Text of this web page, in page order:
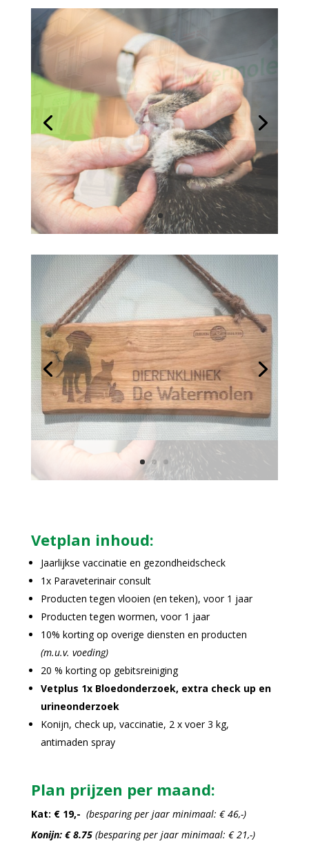
Vetplan inhoud:
Jaarlijkse vaccinatie en gezondheidscheck
1x Paraveterinair consult
Producten tegen vlooien (en teken), voor 1 jaar
Producten tegen wormen, voor 1 jaar
10% korting op overige diensten en producten
(m.u.v. voeding)
20 % korting op gebitsreiniging
Vetplus 1x Bloedonderzoek, extra check up en
urineonderzoek
Konijn, check up, vaccinatie, 2 x voer 3 kg,
antimaden spray
Plan prijzen per maand:
Kat: € 19,- (besparing per jaar minimaal: € 46,-)
Konijn: € 8.75 (besparing per jaar minimaal: € 21,-)